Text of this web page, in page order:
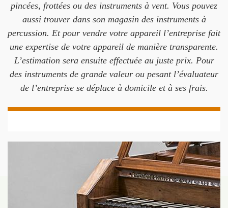
pincées, frottées ou des instruments à vent. Vous pouvez
aussi trouver dans son magasin des instruments à
percussion. Et pour vendre votre appareil l’entreprise fait
une expertise de votre appareil de manière transparente.
L’estimation sera ensuite effectuée au juste prix. Pour
des instruments de grande valeur ou pesant l’évaluateur
de l’entreprise se déplace à domicile et à ses frais.